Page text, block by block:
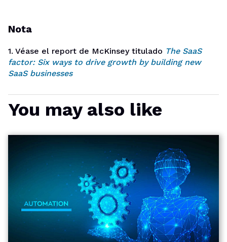
Nota
1. Véase el report de McKinsey titulado The SaaS
factor: Six ways to drive growth by building new
SaaS businesses
You may also like